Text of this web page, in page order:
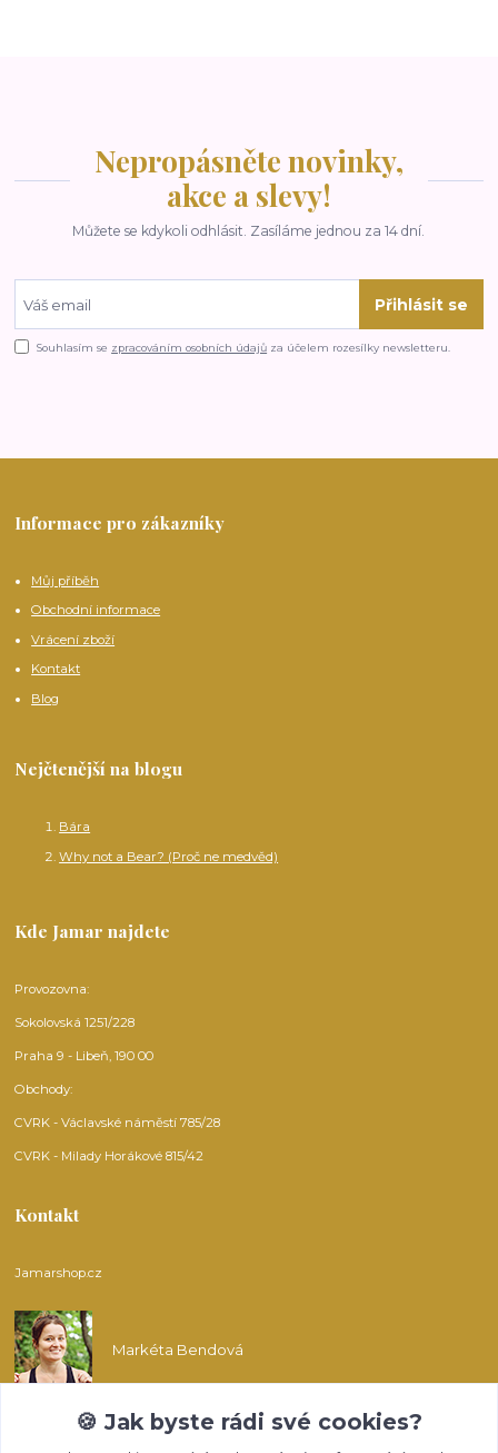
Nepropásněte novinky,
akce a slevy!
Můžete se kdykoli odhlásit. Zasíláme jednou za 14 dní.
Přihlásit se
Souhlasím se zpracováním osobních údajů za účelem rozesílky newsletteru.
Informace pro zákazníky
Můj příběh
Obchodní informace
Vrácení zboží
Kontakt
Blog
Nejčtenější na blogu
Bára
Why not a Bear? (Proč ne medvěd)
Kde Jamar najdete
Provozovna:
Sokolovská 1251/228
Praha 9 - Libeň, 190 00
Obchody:
CVRK - Václavské náměstí 785/28
CVRK - Milady Horákové 815/42
Kontakt
Jamarshop.cz
Markéta Bendová
info@jamarshop.cz
🍪 Jak byste rádi své cookies?